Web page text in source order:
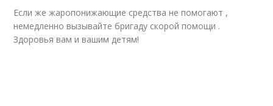
Если же жаропонижающие средства не помогают ,
немедленно вызывайте бригаду скорой помощи .
Здоровья вам и вашим детям!